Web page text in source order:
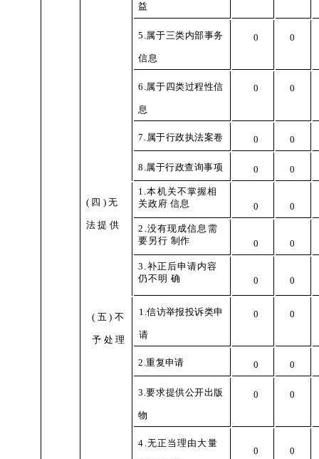
益
5.属于三类内部事务
信息
0 0
6 .属于四类过程性信
息
0 0
7 .属于行政执法案卷 0 0
8.属于行政查询事项 0 0
( 四)无
法提供
1 .本机关不掌握相
关政府 信息 0 0
2 .没有现成信息需
要另行 制作 0 0
3 .补正后申请内容
仍不明 确 0 0
( 五)不
予处理
1.信访举报投诉类申
请
0 0
2 .重复申请 0 0
3.要求提供公开出版
物
0 0
4 .无正当理由大量
0 0